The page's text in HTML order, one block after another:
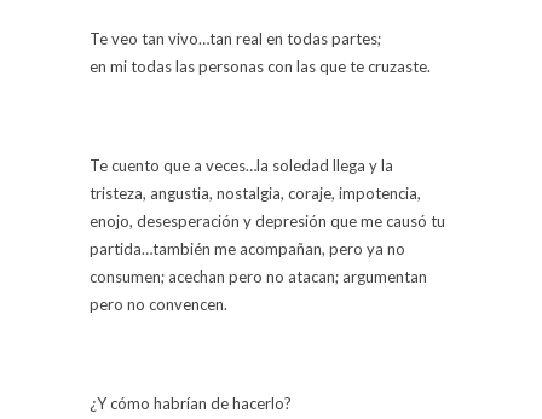
Te veo tan vivo…tan real en todas partes;
en mi todas las personas con las que te cruzaste.
Te cuento que a veces…la soledad llega y la
tristeza, angustia, nostalgia, coraje, impotencia,
enojo, desesperación y depresión que me causó tu
partida…también me acompañan, pero ya no
consumen; acechan pero no atacan; argumentan
pero no convencen.
¿Y cómo habrían de hacerlo?